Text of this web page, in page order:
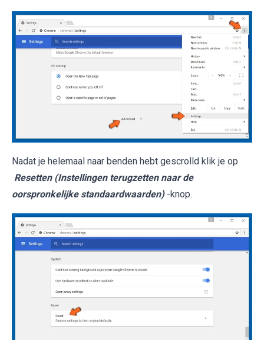
Nadat je helemaal naar benden hebt gescrolld klik je op
Resetten (Instellingen terugzetten naar de
oorspronkelijke standaardwaarden) -knop.